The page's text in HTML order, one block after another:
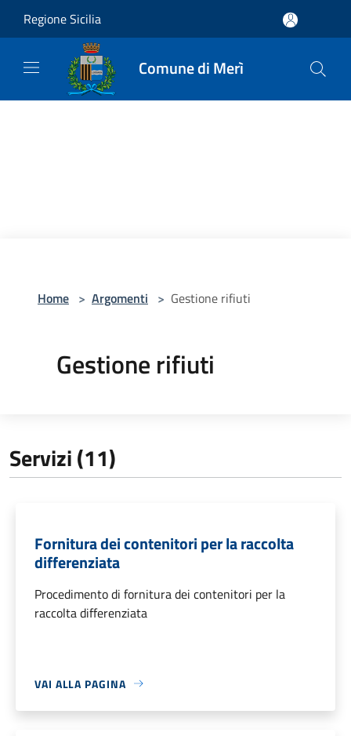
Regione Sicilia
Comune di Merì
Home > Argomenti > Gestione rifiuti
Gestione rifiuti
Servizi (11)
Fornitura dei contenitori per la raccolta
differenziata
Procedimento di fornitura dei contenitori per la
raccolta differenziata
VAI ALLA PAGINA